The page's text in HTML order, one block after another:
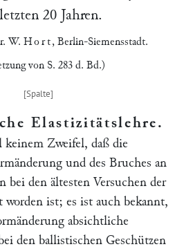
20 Jahren.
W. Hort,Berlin-Siemensstadt.
von S. 283 d. Bd.)
Elastizitätslehre.
Zweifel, daß die
und des Bruches an
bei den ältesten Versuchen der
worden ist; es ist auch bekannt,
absichtliche
den ballistischen Geschützen